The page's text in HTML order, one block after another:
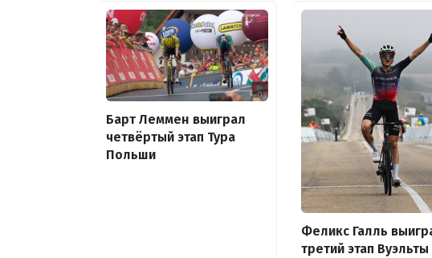
Барт Леммен выиграл
четвёртый этап Тура
Польши
Феликс Галль
третий этап Вуэльты